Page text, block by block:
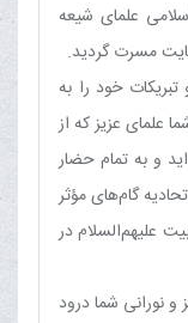
علمای شیعه
مسرت گردید.
خود را به
علمای عزیز که از
و به تمام حضار
گام‌های مؤثر
علیهم‌السلام در
و نورانی شما درود